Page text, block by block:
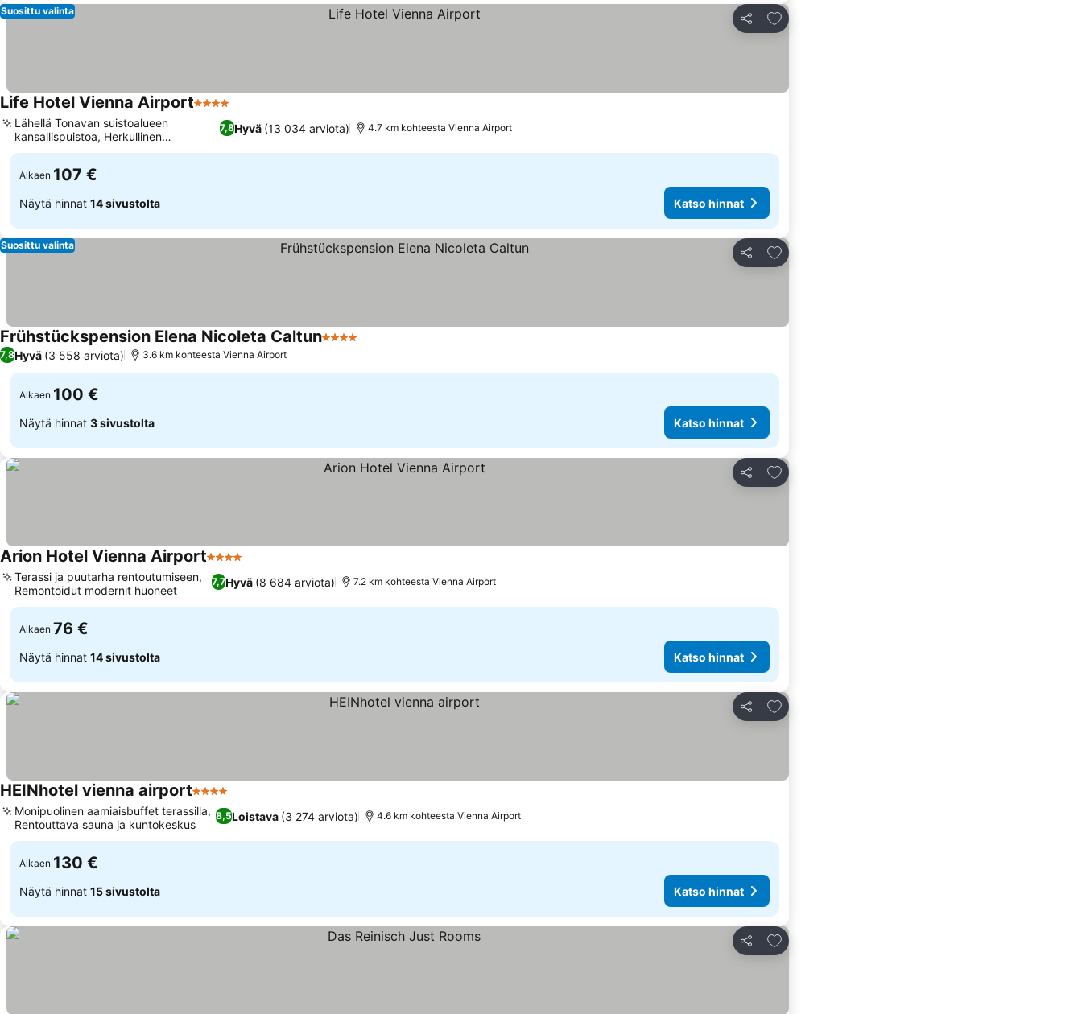
Jaa
Lisää suosikkeihin
Suosittu valinta
Life Hotel Vienna Airport4 Tähtiluokitus
7,8Hyvä (13 034 arviota)
Lähellä Tonavan suistoalueen
kansallispuistoa, Herkullinen
aamiaisbuffet
4.7 km kohteesta Vienna Airport
Alkaen 107 €
Näytä hinnat 14 sivustolta Katso hinnat
Jaa
Lisää suosikkeihin
Suosittu valinta
Frühstückspension Elena Nicoleta Caltun4 Tähtiluokitus
7,8Hyvä (3 558 arviota) 3.6 km kohteesta Vienna Airport
Alkaen 100 €
Näytä hinnat 3 sivustolta Katso hinnat
Jaa
Lisää suosikkeihin
Arion Hotel Vienna Airport4 Tähtiluokitus
7,7Hyvä (8 684 arviota)
Terassi ja puutarha rentoutumiseen,
Remontoidut modernit huoneet
7.2 km kohteesta Vienna Airport
Alkaen 76 €
Näytä hinnat 14 sivustolta Katso hinnat
Jaa
Lisää suosikkeihin
HEINhotel vienna airport4 Tähtiluokitus
8,5Loistava (3 274 arviota)
Monipuolinen aamiaisbuffet terassilla,
Rentouttava sauna ja kuntokeskus
4.6 km kohteesta Vienna Airport
Alkaen 130 €
Näytä hinnat 15 sivustolta Katso hinnat
Jaa
Lisää suosikkeihin